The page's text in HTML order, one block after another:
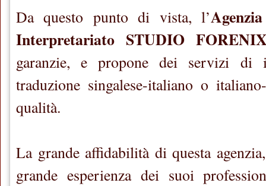
Da questo punto di vista, l’
Interpretariato STUDIO
garanzie, e propone dei servizi di
traduzione singalese-italiano o
qualità.
La grande affidabilità di questa
grande esperienza dei suoi